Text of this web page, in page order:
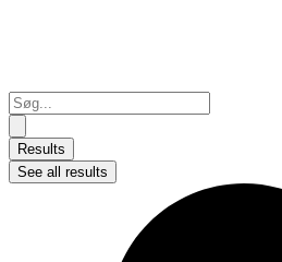
Search
...
Results
See all results